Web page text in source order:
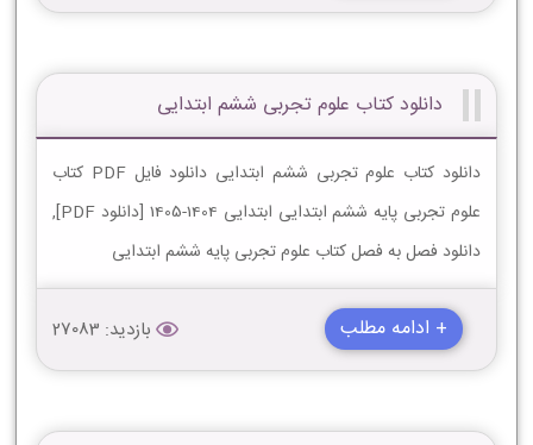
دانلود کتاب علوم تجربی ششم ابتدایی
دانلود کتاب علوم تجربی ششم ابتدایی دانلود فایل PDF کتاب
علوم تجربی پایه ششم ابتدایی ابتدایی 1404-1405 [دانلود PDF],
دانلود فصل به فصل کتاب علوم تجربی پایه ششم ابتدایی
+ ادامه مطلب بازدید: 27083